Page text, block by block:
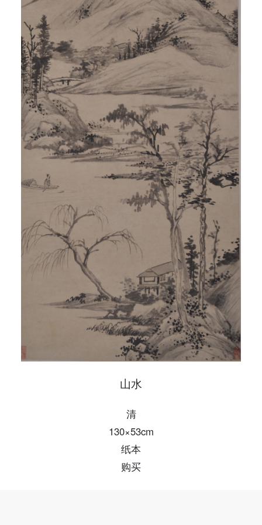
山水
清
130×53cm
纸本
购买
快捷登录 帐号密码登录
手机号码
发送验证码
手机号码将作为您的登录账号
验证码
登录
可使用雅昌艺术网会员账户登录